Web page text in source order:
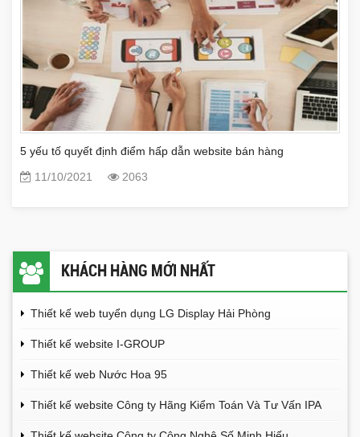
5 yếu tố quyết định điểm hấp dẫn website bán hàng
11/10/2021
2063
KHÁCH HÀNG MỚI NHẤT
Thiết kế web tuyển dụng LG Display Hải Phòng
Thiết kế website I-GROUP
Thiết kế web Nước Hoa 95
Thiết kế website Công ty Hãng Kiểm Toán Và Tư Vấn IPA